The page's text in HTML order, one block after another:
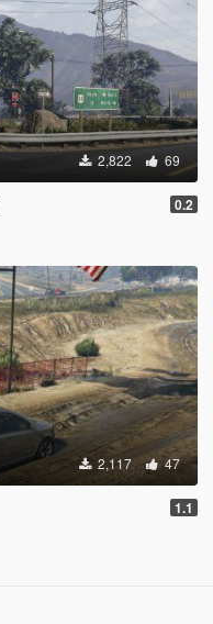
2,822 69
0.2
2,117 47
1.1